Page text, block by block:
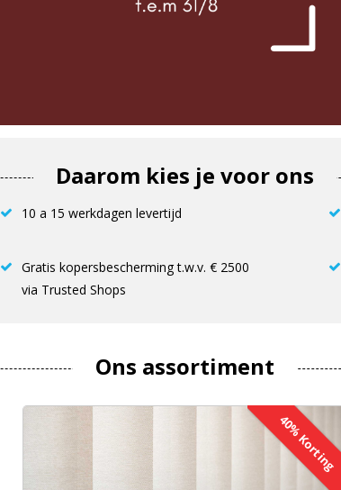
Daarom kies je voor ons
10 a 15 werkdagen levertijd
Gratis kopersbescherming t.w.v. € 2500
via Trusted Shops
Ons assortiment
40% Korting